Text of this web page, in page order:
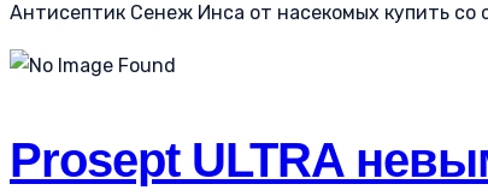
Антисептик Сенеж Инса от насекомых купить со
Prosept ULTRA